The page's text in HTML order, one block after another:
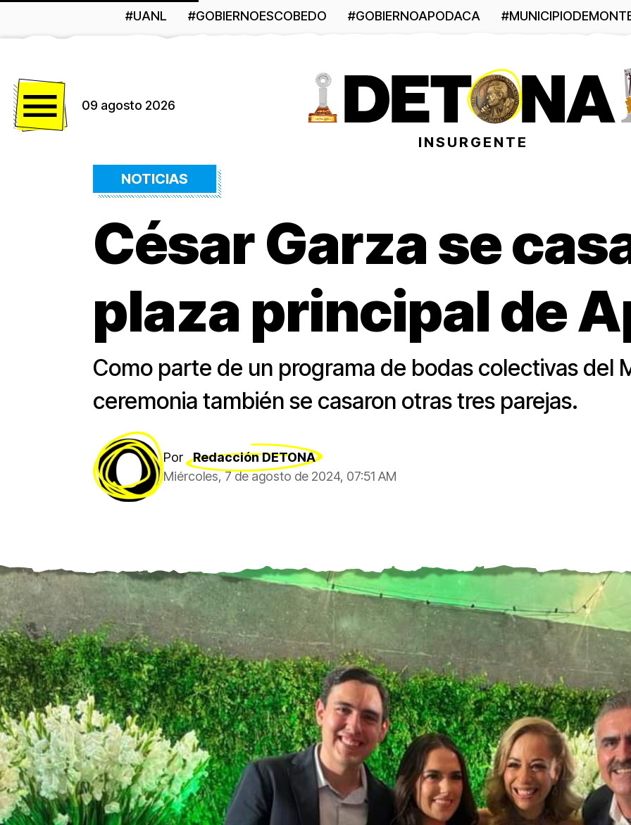
#UANL #GOBIERNOESCOBEDO #GOBIERNOAPODACA
09 agosto 2026
INSURGENTE
NOTICIAS
César Garza se
plaza principal de
Como parte de un programa de bodas colectivas del
ceremonia también se casaron otras tres parejas.
Por
Redacción DETONA
Miércoles, 7 de agosto de 2024, 07:51 AM